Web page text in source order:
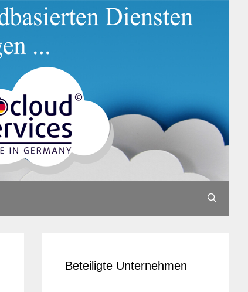
Beteiligte Unternehmen